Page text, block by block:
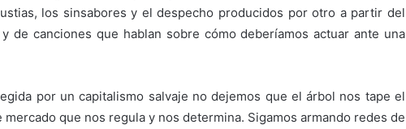
los sinsabores y el despecho producidos por otro a partir del
de canciones que hablan sobre cómo deberíamos actuar ante una
por un capitalismo salvaje no dejemos que el árbol nos tape el
que nos regula y nos determina. Sigamos armando redes de